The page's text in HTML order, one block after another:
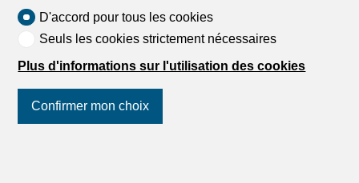
plafond, est une invitation à la personnalisation - vos
rêves deviennent les contours de votre futur nid. Nos
appartements plein sud, avec leurs larges balcons, sont
l'expérience résidentielle. Grâce à la vente sur plans,
chaque détail de votre appartement se plie à vos désirs.
Transformez l'espace en un reflet de votre identité...
D'accord pour tous les cookies
Seuls les cookies strictement nécessaires
Plus d'informations sur l'utilisation des cookies
Confirmer mon choix